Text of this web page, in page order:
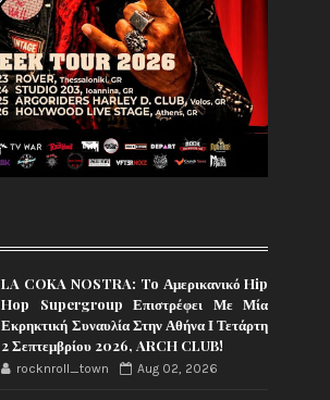
LA COKA NOSTRA: To Αμερικανικό Hip
Hop Supergroup Επιστρέφει Με Μία
Εκρηκτική Συναυλία Στην Αθήνα Ι Τετάρτη
2 Σεπτεμβρίου 2026, ARCH CLUB!
rocknroll_town Aug 02, 2026